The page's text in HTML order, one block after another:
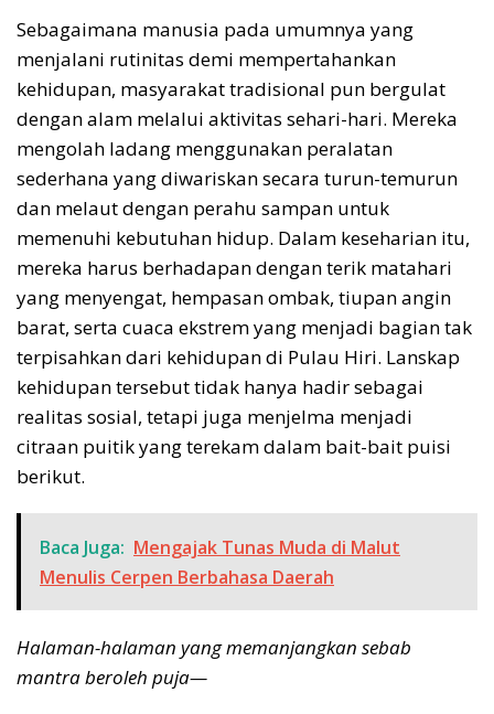
Sebagaimana manusia pada umumnya yang
menjalani rutinitas demi mempertahankan
kehidupan, masyarakat tradisional pun bergulat
dengan alam melalui aktivitas sehari-hari. Mereka
mengolah ladang menggunakan peralatan
sederhana yang diwariskan secara turun-temurun
dan melaut dengan perahu sampan untuk
memenuhi kebutuhan hidup. Dalam keseharian itu,
mereka harus berhadapan dengan terik matahari
yang menyengat, hempasan ombak, tiupan angin
barat, serta cuaca ekstrem yang menjadi bagian tak
terpisahkan dari kehidupan di Pulau Hiri. Lanskap
kehidupan tersebut tidak hanya hadir sebagai
realitas sosial, tetapi juga menjelma menjadi
citraan puitik yang terekam dalam bait-bait puisi
berikut.
Baca Juga: Mengajak Tunas Muda di Malut
Menulis Cerpen Berbahasa Daerah
Halaman-halaman yang memanjangkan sebab
mantra beroleh puja—